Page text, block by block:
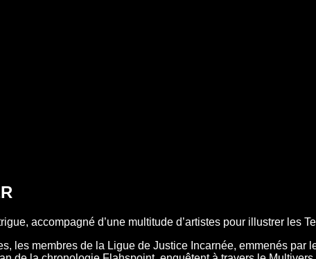
accompagné d’une multitude d’artistes pour illustrer les
les membres de la Ligue de Justice Incarnée, emmenés par